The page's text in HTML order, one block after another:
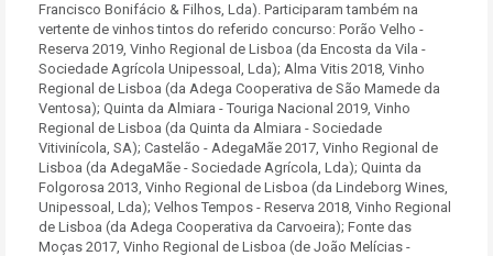
Francisco Bonifácio & Filhos, Lda). Participaram também na
vertente de vinhos tintos do referido concurso: Porão Velho -
Reserva 2019, Vinho Regional de Lisboa (da Encosta da Vila -
Sociedade Agrícola Unipessoal, Lda); Alma Vitis 2018, Vinho
Regional de Lisboa (da Adega Cooperativa de São Mamede da
Ventosa); Quinta da Almiara - Touriga Nacional 2019, Vinho
Regional de Lisboa (da Quinta da Almiara - Sociedade
Vitivinícola, SA); Castelão - AdegaMãe 2017, Vinho Regional de
Lisboa (da AdegaMãe - Sociedade Agrícola, Lda); Quinta da
Folgorosa 2013, Vinho Regional de Lisboa (da Lindeborg Wines,
Unipessoal, Lda); Velhos Tempos - Reserva 2018, Vinho Regional
de Lisboa (da Adega Cooperativa da Carvoeira); Fonte das
Moças 2017, Vinho Regional de Lisboa (de João Melícias -